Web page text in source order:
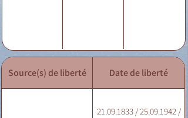
Source(s) de liberté Date de liberté
21.09.1833 / 25.09.1942 /